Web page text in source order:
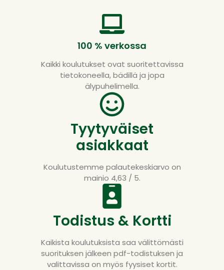
100 % verkossa
Kaikki koulutukset ovat suoritettavissa
tietokoneella, bädillä ja jopa
älypuhelimella.
Tyytyväiset
asiakkaat
Koulutustemme palautekeskiarvo on
mainio 4,63 / 5.
Todistus & Kortti
Kaikista koulutuksista saa välittömästi
suorituksen jälkeen pdf-todistuksen ja
valittavissa on myös fyysiset kortit.